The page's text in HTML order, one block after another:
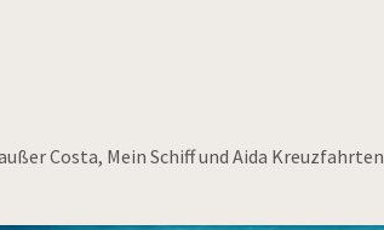
Costa, Mein Schiff und Aida Kreuzfahrten